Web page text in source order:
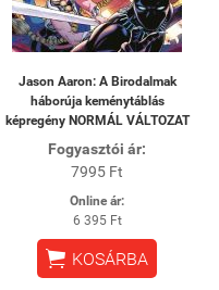
Jason Aaron: A Birodalmak
háborúja keménytáblás
képregény NORMÁL VÁLTOZAT
Fogyasztói ár:
7995 Ft
Online ár:
6 395 Ft
 KOSÁRBA